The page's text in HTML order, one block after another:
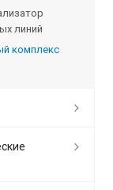
линий
комплекс